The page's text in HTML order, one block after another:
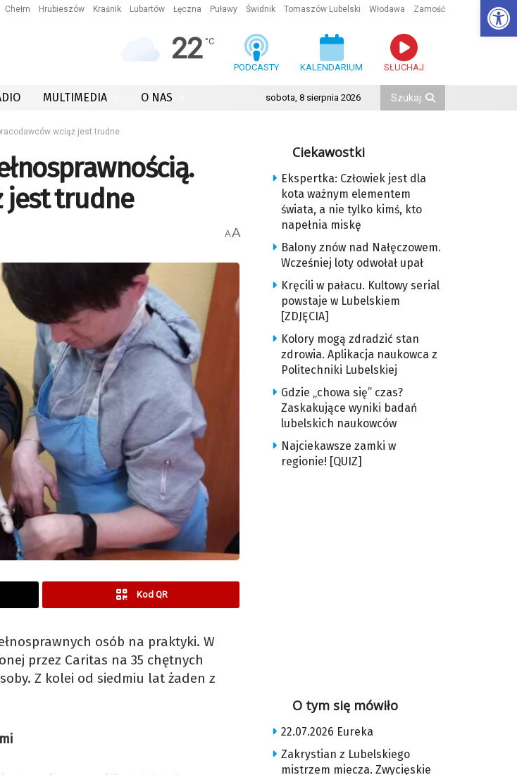
Chełm Hrubieszów Kraśnik Lubartów Łęczna Puławy Świdnik Tomaszów Lubelski Włodawa Zamość
22 °C
PODCASTY KALENDARIUM SŁUCHAJ
MULTIMEDIA O NAS sobota, 8 sierpnia 2026
wciąż jest trudne
jest trudne
AA
Kod QR
osób na praktyki. W
przez Caritas na 35 chętnych
Z kolei od siedmiu lat żaden z
Ciekawostki
Ekspertka: Człowiek jest dla
kota ważnym elementem
świata, a nie tylko kimś, kto
napełnia miskę
Balony znów nad Nałęczowem.
Wcześniej loty odwołał upał
Kręcili w pałacu. Kultowy serial
powstaje w Lubelskiem
[ZDJĘCIA]
Kolory mogą zdradzić stan
zdrowia. Aplikacja naukowca z
Politechniki Lubelskiej
Gdzie „chowa się” czas?
Zaskakujące wyniki badań
lubelskich naukowców
Najciekawsze zamki w
regionie! [QUIZ]
O tym się mówiło
22.07.2026 Eureka
Zakrystian z Lubelskiego
mistrzem miecza. Zwycięskie